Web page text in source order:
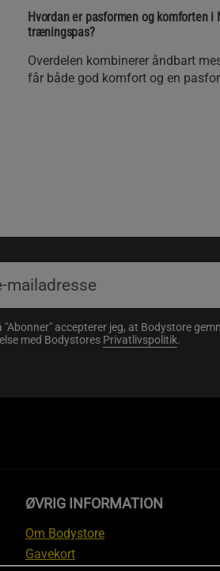
Hvordan er pasformen og komforten
træningspas?
Overdelen kombinerer åndbart
får både god komfort og en
"Abonner" accepterer jeg, at Bodystore
med Bodystores Privatlivspolitik.
ØVRIG INFORMATION
Om Bodystore
Gavekort